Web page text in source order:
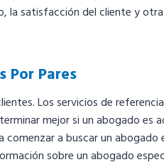
la satisfacción del cliente y
Por Pares
Los servicios de
mejor si un abogado es
comenzar a buscar un abogado
sobre un abogado